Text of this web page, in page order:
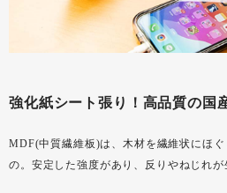
強化紙シート張り！高品質の国
MDF(中質繊維板)は、木材を繊維状にほ
の。安定した強度があり、反りやねじれが